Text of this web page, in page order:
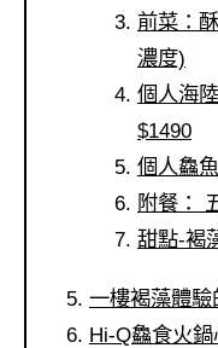
前菜：
濃度)
個人海
$1490
個人鱻
附餐：
甜點-褐
一樓褐藻體驗
Hi-Q鱻食火